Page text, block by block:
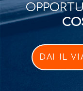
DAI IL